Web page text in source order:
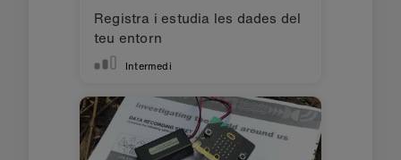
Registra i estudia les dades del
teu entorn
Intermedi